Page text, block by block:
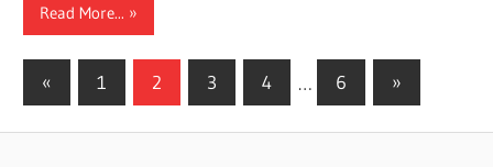
Read More...
글
« Previous
Posts
1 2 3 4 … 6
Next
Posts
»